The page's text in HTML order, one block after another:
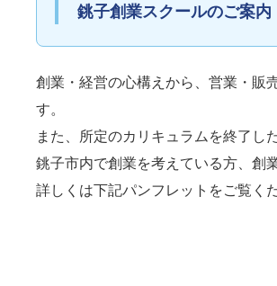
銚子創業スクールのご案内
創業・経営の心構えから、営業・販
す。
また、所定のカリキュラムを終了し
銚子市内で創業を考えている方、創
詳しくは下記パンフレットをご覧く